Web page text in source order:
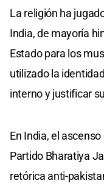
La religión ha
India, de mayoría
Estado para los
utilizado la
interno y justificar
En India, el
Partido Bharatiya
retórica anti-